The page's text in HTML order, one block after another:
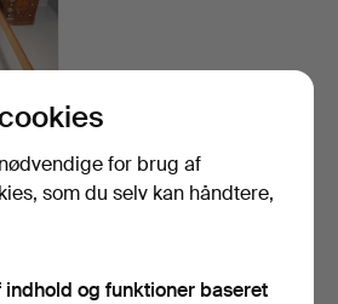
for brug af
som du selv kan håndtere,
indhold og funktioner baseret